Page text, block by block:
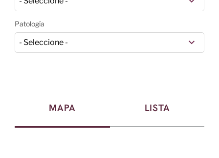
Patología
LISTA
MAPA